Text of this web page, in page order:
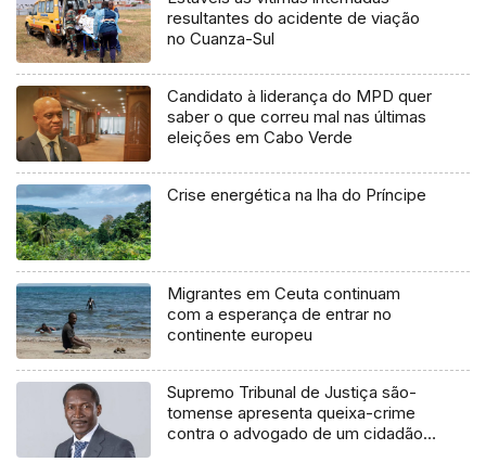
resultantes do acidente de viação
no Cuanza-Sul
Candidato à liderança do MPD quer
saber o que correu mal nas últimas
eleições em Cabo Verde
Crise energética na lha do Príncipe
Migrantes em Ceuta continuam
com a esperança de entrar no
continente europeu
Supremo Tribunal de Justiça são-
tomense apresenta queixa-crime
contra o advogado de um cidadão